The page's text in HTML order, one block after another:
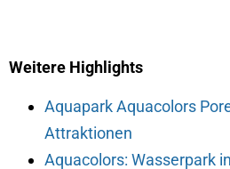
Weitere Highlights
Aquapark Aquacolors
Attraktionen
Aquacolors: Wasserpark